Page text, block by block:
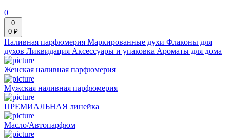
0
0
0 ₽
Наливная парфюмерия Маркированные духи Флаконы для
духов Ликвидация Аксессуары и упаковка Ароматы для дома
Женская наливная парфюмерия
Мужская наливная парфюмерия
ПРЕМИАЛЬНАЯ линейка
Масло/Автопарфюм